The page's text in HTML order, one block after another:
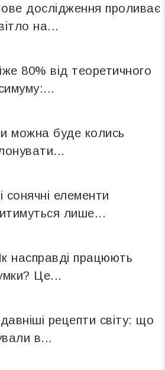
дослідження проливає
на...
80% від теоретичного
можна буде колись
сонячні елементи
лише...
насправді працюють
Це...
рецепти світу: що
в...